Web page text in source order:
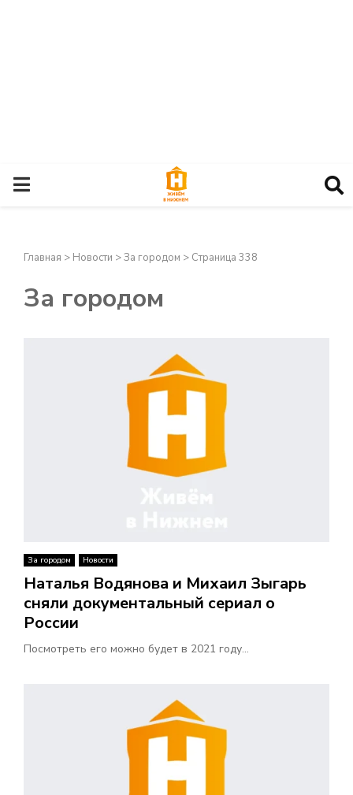
О
О
Е
Н
Ю
Главная > Новости >За городом > Страница 338
За городом
За городом Новости
Наталья Водянова и Михаил Зыгарь
сняли документальный сериал о
России
Посмотреть его можно будет в 2021 году...